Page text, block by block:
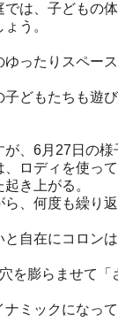
は、子どもの
う。
ったりスペー
どもたちも遊
、6月27日の様
ロディを使って
き上がる。
、何度も繰り
自在にコロンは
を膨らませて「
ミックになって